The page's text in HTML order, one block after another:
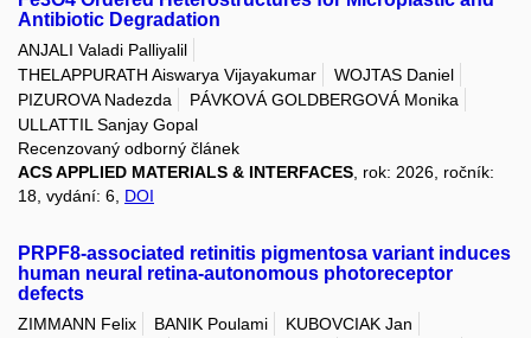
Antibiotic Degradation
ANJALI Valadi Palliyalil
THELAPPURATH Aiswarya Vijayakumar
WOJTAS Daniel
PIZUROVA Nadezda
PÁVKOVÁ GOLDBERGOVÁ Monika
ULLATTIL Sanjay Gopal
Recenzovaný odborný článek
ACS APPLIED MATERIALS & INTERFACES, rok: 2026, ročník:
18, vydání: 6, DOI
PRPF8-associated retinitis pigmentosa variant induces
human neural retina-autonomous photoreceptor
defects
ZIMMANN Felix BANIK Poulami
KUBOVCIAK Jan